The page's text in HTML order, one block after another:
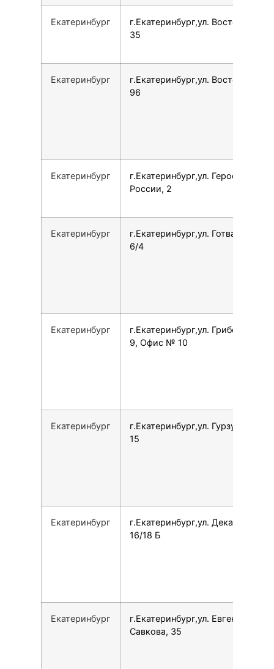
Екатеринбург
г.Екатеринбург,ул. Восточная,
35
Екатеринбург
г.Екатеринбург,ул. Восточная,
96
Екатеринбург
г.Екатеринбург,ул. Героев
России, 2
Екатеринбург
г.Екатеринбург,ул. Готвальда,
6/4
Екатеринбург
г.Екатеринбург,ул. Грибоедова,
9, Офис № 10
Екатеринбург
г.Екатеринбург,ул. Гурзуфская,
15
Екатеринбург
г.Екатеринбург,ул. Декабристов,
16/18 Б
Екатеринбург
г.Екатеринбург,ул. Евгения
Савкова, 35